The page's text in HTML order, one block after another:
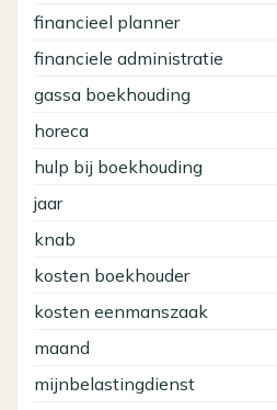
financieel planner
financiele administratie
gassa boekhouding
horeca
hulp bij boekhouding
jaar
knab
kosten boekhouder
kosten eenmanszaak
maand
mijnbelastingdienst